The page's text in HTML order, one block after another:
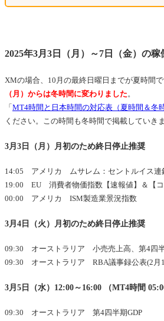
2025年3月3日（月）～7日（金）の稼
XMの場合、10月の最終日曜日までが夏時間で
（月）からは冬時間に変わりました 。
「MT4時間と日本時間の対応表（夏時間＆冬
ください。この時間も冬時間で掲載していき
3月3日（月）月初のため終日停止推奨
14:05 アメリカ ムサレム：セントルイス連
19:00 EU 消費者物価指数【速報値】＆【コ
00:00 アメリカ ISM製造業景況指数
3月4日（火）月初のため終日停止推奨
09:30 オーストラリア 小売売上高、第4四
09:30 オーストラリア RBA議事録公表(2月
3月5日（水）12:00～16:00 （MT4時間
09:30 オーストラリア 第4四半期GDP